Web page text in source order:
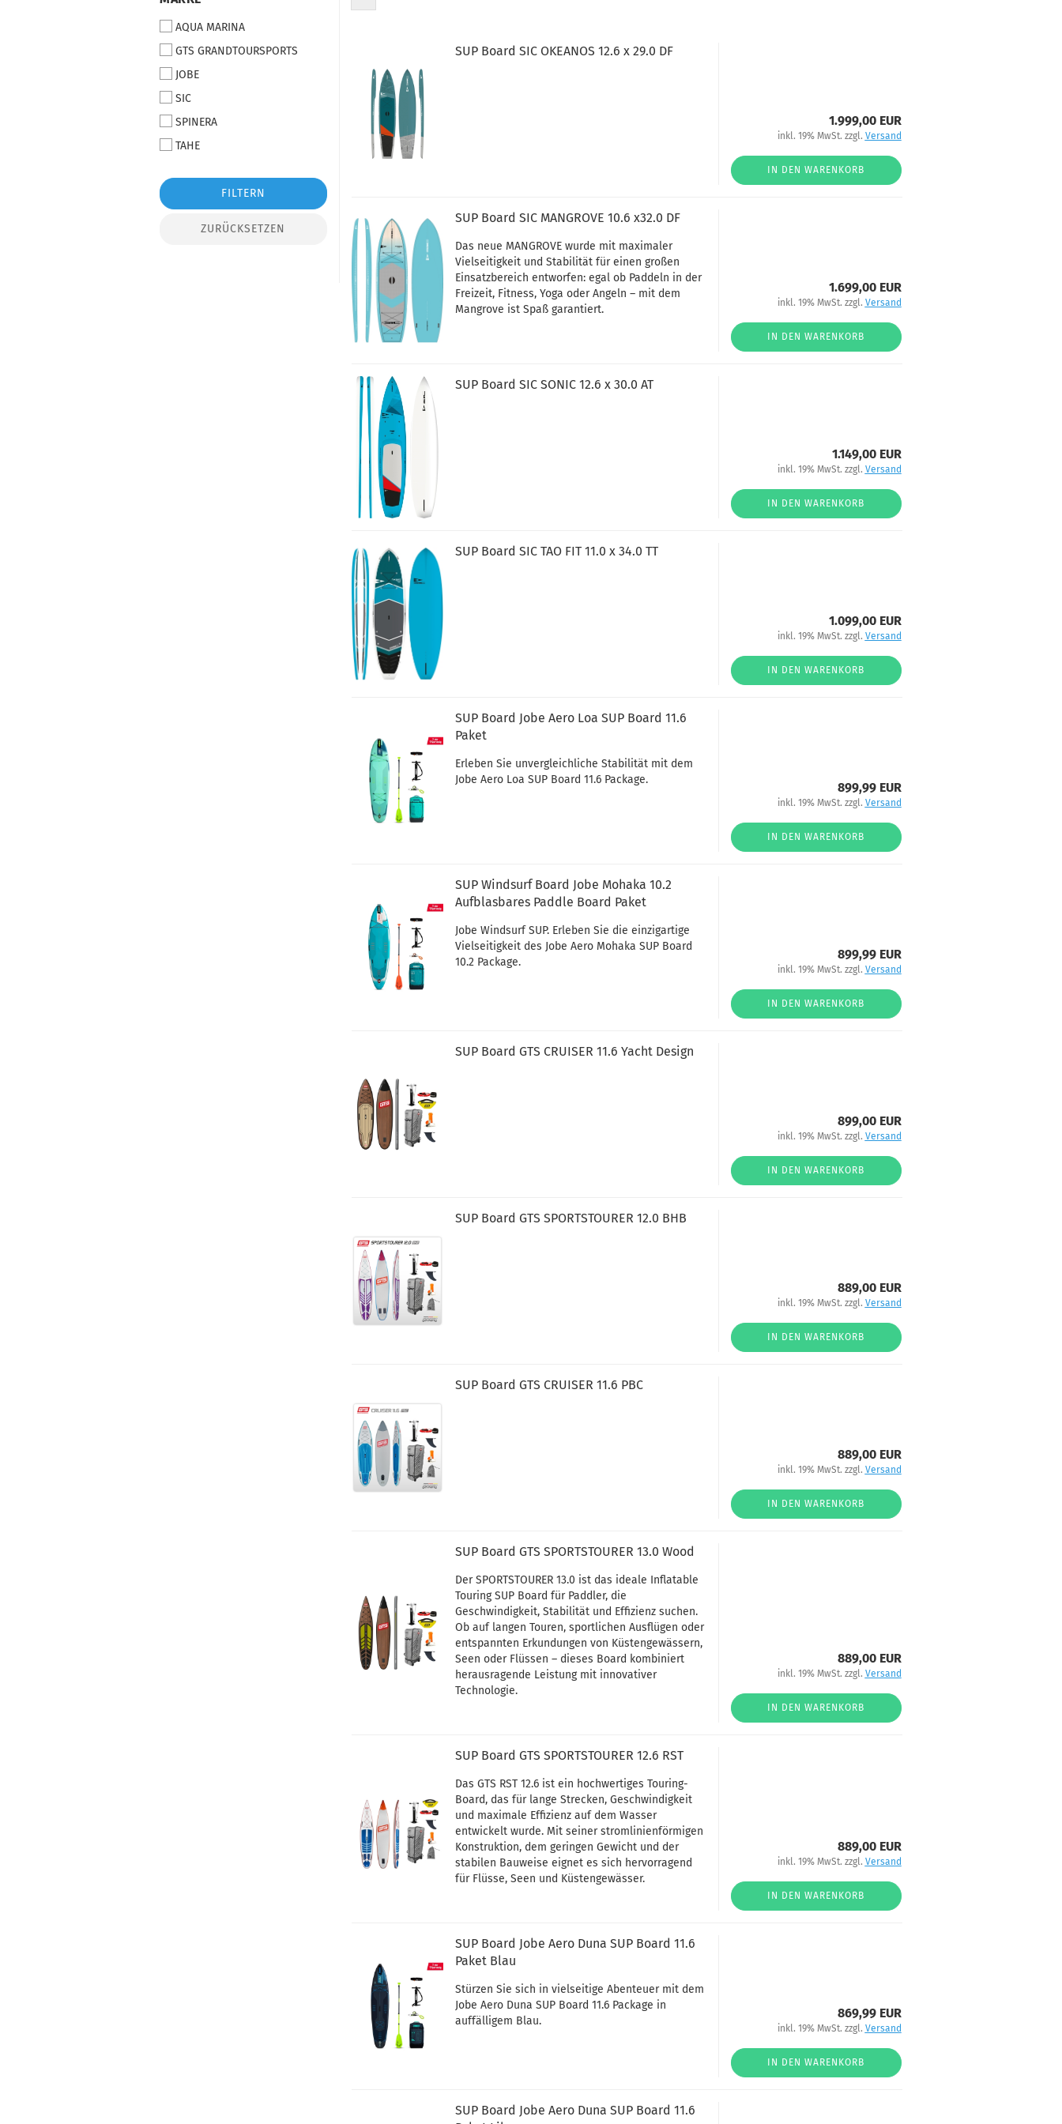
AQUA MARINA
GTS GRANDTOURSPORTS
JOBE
SIC
SPINERA
TAHE
FILTERN
ZURÜCKSETZEN
SUP Board SIC OKEANOS 12.6 x 29.0 DF
1.999,00 EUR
inkl. 19% MwSt. zzgl. Versand
IN DEN WARENKORB
SUP Board SIC MANGROVE 10.6 x32.0 DF
Das neue MANGROVE wurde mit maximaler
Vielseitigkeit und Stabilität für einen großen
Einsatzbereich entworfen: egal ob Paddeln in der
Freizeit, Fitness, Yoga oder Angeln – mit dem
Mangrove ist Spaß garantiert.
1.699,00 EUR
inkl. 19% MwSt. zzgl. Versand
IN DEN WARENKORB
SUP Board SIC SONIC 12.6 x 30.0 AT
1.149,00 EUR
inkl. 19% MwSt. zzgl. Versand
IN DEN WARENKORB
SUP Board SIC TAO FIT 11.0 x 34.0 TT
1.099,00 EUR
inkl. 19% MwSt. zzgl. Versand
IN DEN WARENKORB
SUP Board Jobe Aero Loa SUP Board 11.6
Paket
Erleben Sie unvergleichliche Stabilität mit dem
Jobe Aero Loa SUP Board 11.6 Package.
899,99 EUR
inkl. 19% MwSt. zzgl. Versand
IN DEN WARENKORB
SUP Windsurf Board Jobe Mohaka 10.2
Aufblasbares Paddle Board Paket
Jobe Windsurf SUP. Erleben Sie die einzigartige
Vielseitigkeit des Jobe Aero Mohaka SUP Board
10.2 Package.
899,99 EUR
inkl. 19% MwSt. zzgl. Versand
IN DEN WARENKORB
SUP Board GTS CRUISER 11.6 Yacht Design
899,00 EUR
inkl. 19% MwSt. zzgl. Versand
IN DEN WARENKORB
SUP Board GTS SPORTSTOURER 12.0 BHB
889,00 EUR
inkl. 19% MwSt. zzgl. Versand
IN DEN WARENKORB
SUP Board GTS CRUISER 11.6 PBC
889,00 EUR
inkl. 19% MwSt. zzgl. Versand
IN DEN WARENKORB
SUP Board GTS SPORTSTOURER 13.0 Wood
Der SPORTSTOURER 13.0 ist das ideale Inflatable
Touring SUP Board für Paddler, die
Geschwindigkeit, Stabilität und Effizienz suchen.
Ob auf langen Touren, sportlichen Ausflügen oder
entspannten Erkundungen von Küstengewässern,
Seen oder Flüssen – dieses Board kombiniert
herausragende Leistung mit innovativer
Technologie.
889,00 EUR
inkl. 19% MwSt. zzgl. Versand
IN DEN WARENKORB
SUP Board GTS SPORTSTOURER 12.6 RST
Das GTS RST 12.6 ist ein hochwertiges Touring-
Board, das für lange Strecken, Geschwindigkeit
und maximale Effizienz auf dem Wasser
entwickelt wurde. Mit seiner stromlinienförmigen
Konstruktion, dem geringen Gewicht und der
stabilen Bauweise eignet es sich hervorragend
für Flüsse, Seen und Küstengewässer.
889,00 EUR
inkl. 19% MwSt. zzgl. Versand
IN DEN WARENKORB
SUP Board Jobe Aero Duna SUP Board 11.6
Paket Blau
Stürzen Sie sich in vielseitige Abenteuer mit dem
Jobe Aero Duna SUP Board 11.6 Package in
auffälligem Blau.
869,99 EUR
inkl. 19% MwSt. zzgl. Versand
IN DEN WARENKORB
SUP Board Jobe Aero Duna SUP Board 11.6